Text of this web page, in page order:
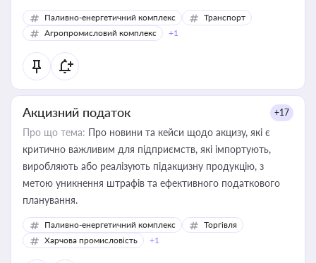
Паливно-енергетичний комплекс
Транспорт
Агропромисловий комплекс
+1
Акцизний податок +17
Про що тема: Про новини та кейси щодо акцизу, які є
критично важливим для підприємств, які імпортують,
виробляють або реалізують підакцизну продукцію, з
метою уникнення штрафів та ефективного податкового
планування.
Паливно-енергетичний комплекс
Торгівля
Харчова промисловість
+1